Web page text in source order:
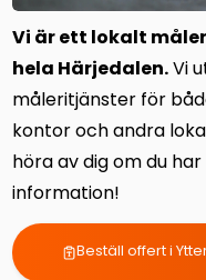
Vi är ett lokalt
hela Härjedalen.Vi
måleritjänster för
kontor och andra
höra av dig om du
information!
Beställ offert i